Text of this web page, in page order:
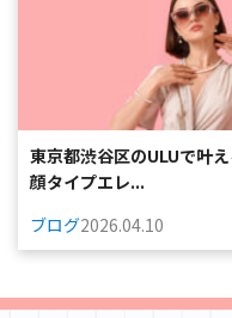
東京都渋谷区のULUで叶
顔タイプエレ...
ブログ2026.04.10